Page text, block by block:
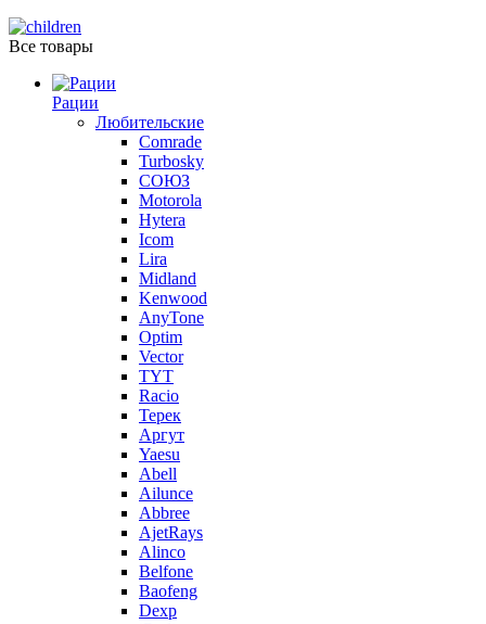
Все товары
Рации
Любительские
Comrade
Turbosky
СОЮЗ
Motorola
Hytera
Icom
Lira
Midland
Kenwood
AnyTone
Optim
Vector
TYT
Racio
Терек
Аргут
Yaesu
Abell
Ailunce
Abbree
AjetRays
Alinco
Belfone
Baofeng
Dexp